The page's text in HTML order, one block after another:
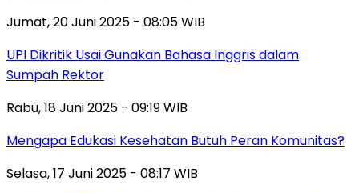
Jumat, 20 Juni 2025 - 08:05 WIB
UPI Dikritik Usai Gunakan Bahasa Inggris dalam
Sumpah Rektor
Rabu, 18 Juni 2025 - 09:19 WIB
Mengapa Edukasi Kesehatan Butuh Peran Komunitas?
Selasa, 17 Juni 2025 - 08:17 WIB